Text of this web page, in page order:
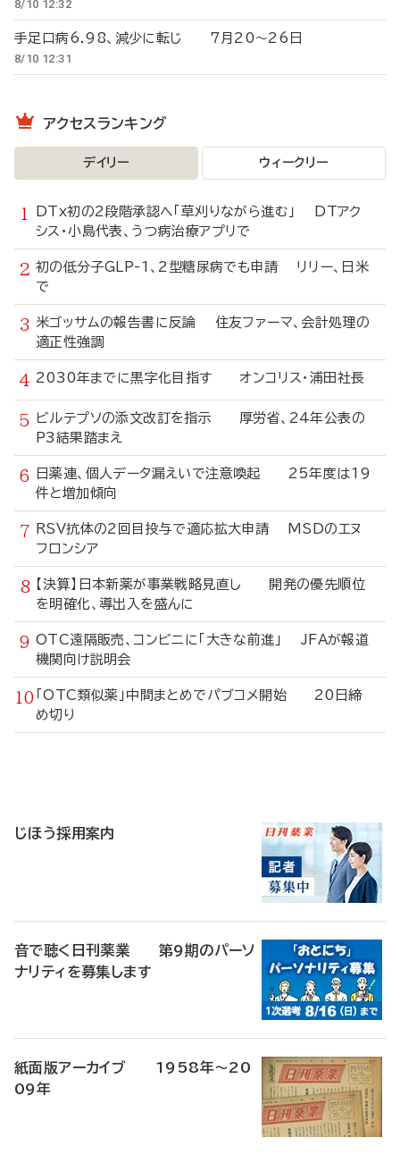
8/10 12:32
手足口病6.98、減少に転じ 7月20～26日
8/10 12:31
アクセスランキング
デイリー ウィークリー
DTx初の2段階承認へ「草刈りながら進む」 DTアク
シス・小島代表、うつ病治療アプリで
初の低分子GLP-1、2型糖尿病でも申請 リリー、日米
で
米ゴッサムの報告書に反論 住友ファーマ、会計処理の
適正性強調
2030年までに黒字化目指す オンコリス・浦田社長
ビルテプソの添文改訂を指示 厚労省、24年公表の
P3結果踏まえ
日薬連、個人データ漏えいで注意喚起 25年度は19
件と増加傾向
RSV抗体の2回目投与で適応拡大申請 MSDのエヌ
フロンシア
【決算】日本新薬が事業戦略見直し 開発の優先順位
を明確化、導出入を盛んに
OTC遠隔販売、コンビニに「大きな前進」 JFAが報道
機関向け説明会
「OTC類似薬」中間まとめでパブコメ開始 20日締
め切り
じほう採用案内
音で聴く日刊薬業 第9期のパーソ
ナリティを募集します
紙面版アーカイブ 1958年～20
09年